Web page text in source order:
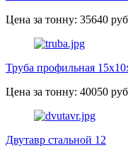
Цена за тонну: 35640
Труба профильная
Цена за тонну: 40050
Двутавр стальной 12